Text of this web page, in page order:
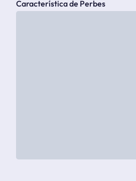
Característica de Perbes